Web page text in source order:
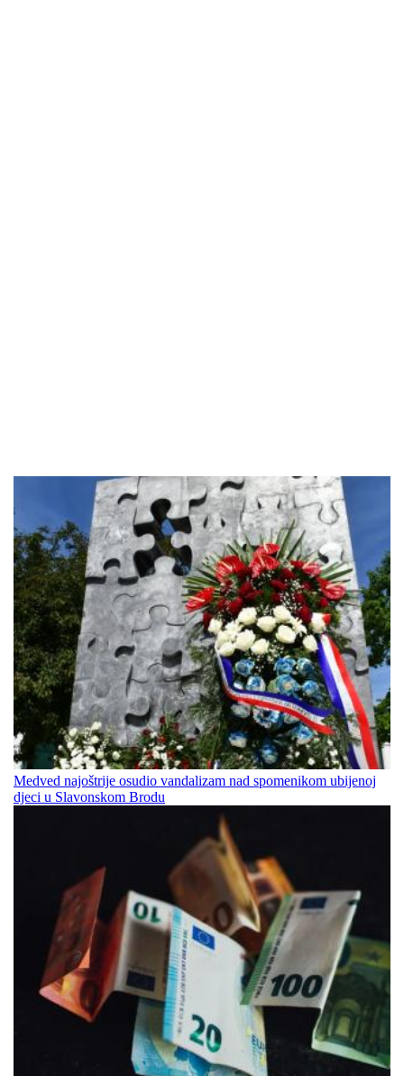
Medved najoštrije osudio vandalizam nad spomenikom ubijenoj
djeci u Slavonskom Brodu